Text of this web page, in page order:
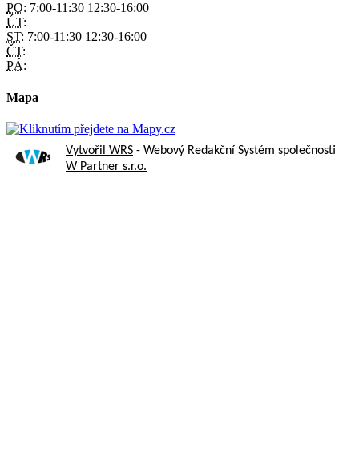
PO: 7:00-11:30 12:30-16:00
ÚT:
ST: 7:00-11:30 12:30-16:00
ČT:
PÁ:
Mapa
Vytvořil WRS - Webový Redakční Systém společnosti
W Partner s.r.o.